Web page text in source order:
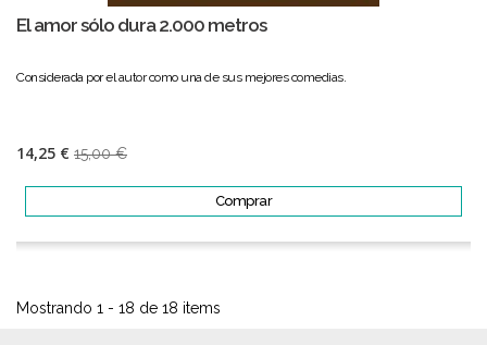
El amor sólo dura 2.000 metros
Considerada por el autor como una de sus mejores comedias.
14,25 € 15,00 €
Comprar
Mostrando 1 - 18 de 18 items